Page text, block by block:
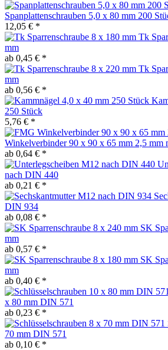
Spanplattenschrauben 5,0 x 80 mm 200
12,05 € *
Tk
mm
ab 0,45 € *
Tk
mm
ab 0,56 € *
250 Stück
5,76 € *
Winkelverbinder 90 x 90 x 65 mm 2,5 mm
ab 0,64 € *
nach DIN 440
ab 0,21 € *
DIN 934
ab 0,08 € *
SK
mm
ab 0,57 € *
SK
mm
ab 0,40 € *
x 80 mm DIN 571
ab 0,23 € *
70 mm DIN 571
ab 0,10 € *